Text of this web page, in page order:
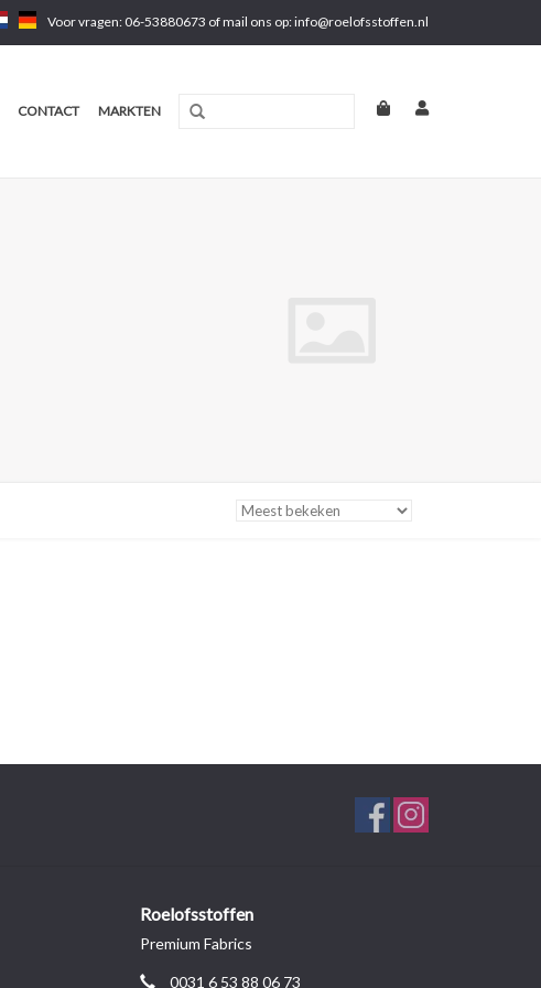
Voor vragen: 06-53880673 of mail ons op:info@roelofsstoffen.nl
CONTACT MARKTEN
Roelofsstoffen
Premium Fabrics
0031 6 53 88 06 73